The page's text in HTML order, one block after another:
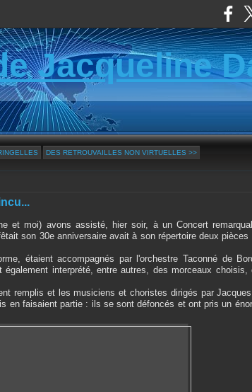
Jacqueline
DES RETROUVAILLES NON VIRTUELLES >>
et moi) avons assisté, hier soir, à un Concert
son 30e anniversaire avait à son répertoire deux pièces
étaient accompagnés par l'orchestre Taconné de
interprété, entre autres, des morceaux
remplis et les musiciens et choristes dirigés par
en faisaient partie : ils se sont défoncés et ont pris un